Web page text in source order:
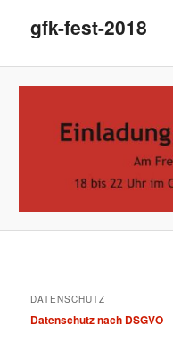
gfk-fest-2018
DATENSCHUTZ
Datenschutz nach DSGVO